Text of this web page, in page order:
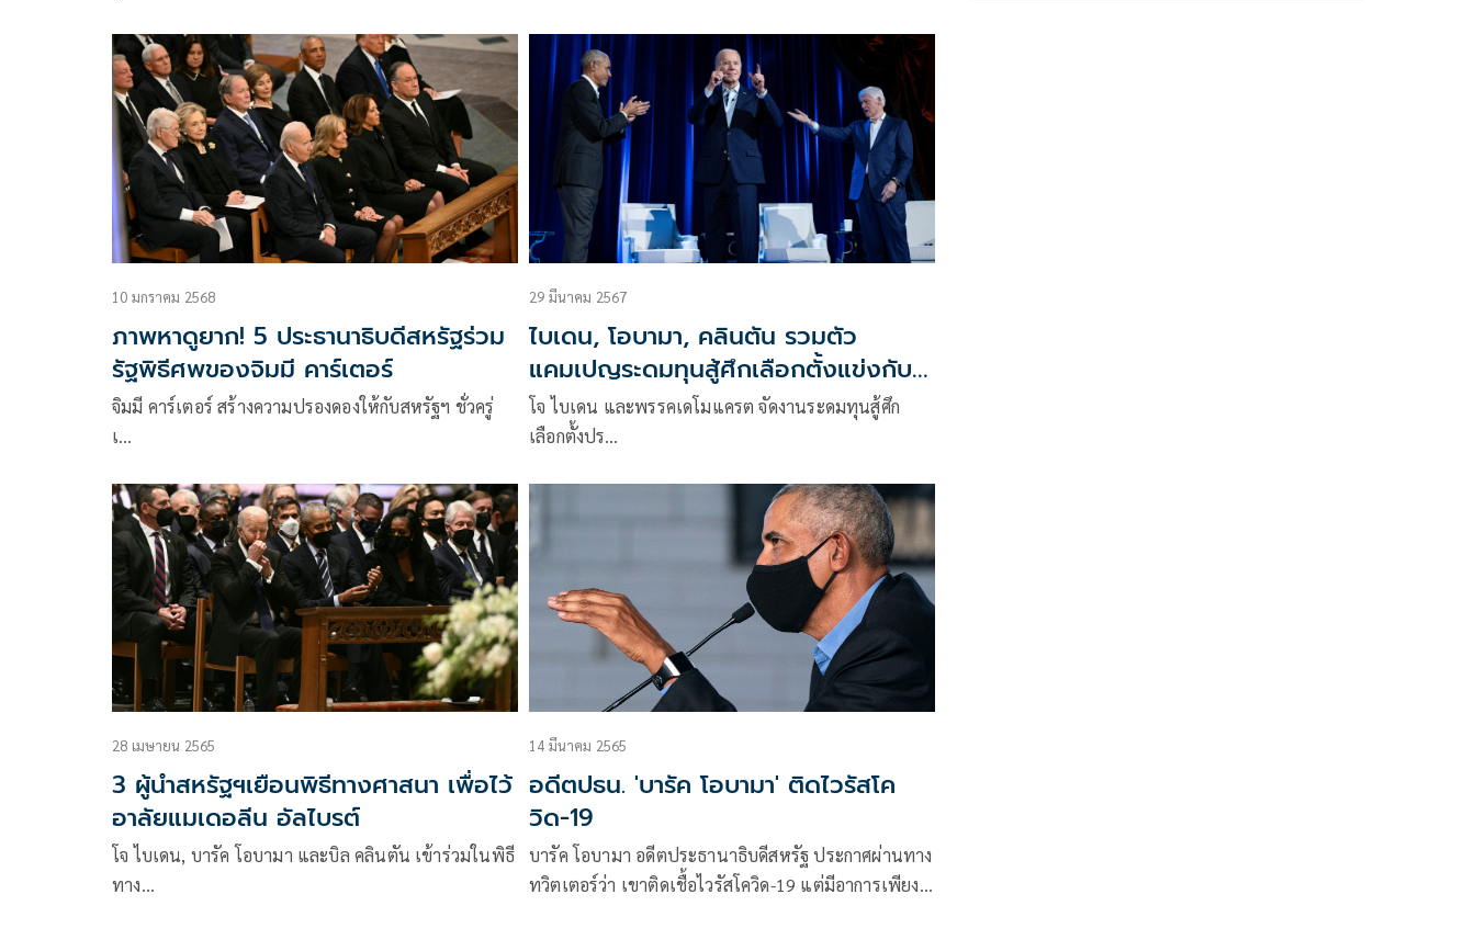
10 มกราคม 2568
ภาพหาดูยาก! 5 ประธานาธิบดีสหรัฐร่วม
รัฐพิธีศพของจิมมี คาร์เตอร์
จิมมี คาร์เตอร์ สร้างความปรองดองให้กับสหรัฐฯ ชั่วครู่
เ…
29 มีนาคม 2567
ไบเดน, โอบามา, คลินตัน รวมตัว
แคมเปญระดมทุนสู้ศึกเลือกตั้งแข่งกับรี
พับลิกัน
โจ ไบเดน และพรรคเดโมแครต จัดงานระดมทุนสู้ศึก
เลือกตั้งปร…
28 เมษายน 2565
3 ผู้นำสหรัฐฯเยือนพิธีทางศาสนา เพื่อไว้
อาลัยแมเดอลีน อัลไบรต์
โจ ไบเดน, บารัค โอบามา และบิล คลินตัน เข้าร่วมในพิธี
ทาง…
14 มีนาคม 2565
อดีตปธน. 'บารัค โอบามา' ติดไวรัสโค
วิด-19
บารัค โอบามา อดีตประธานาธิบดีสหรัฐ ประกาศผ่านทาง
ทวิตเตอร์ว่า เขาติดเชื้อไวรัสโควิด-19 แต่มีอาการเพียง